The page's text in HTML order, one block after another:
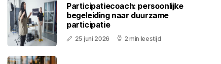
Participatiecoach: persoonlijke
begeleiding naar duurzame
participatie
25 juni 2026 2 min leestijd